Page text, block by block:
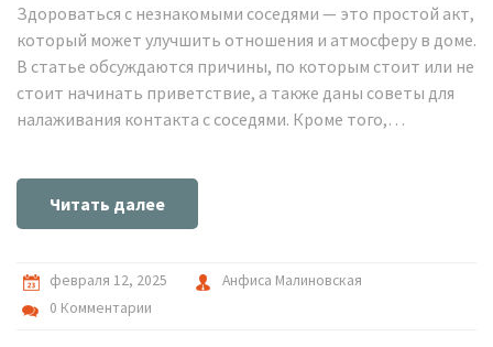
Здороваться с незнакомыми соседями — это простой акт,
который может улучшить отношения и атмосферу в доме.
В статье обсуждаются причины, по которым стоит или не
стоит начинать приветствие, а также даны советы для
налаживания контакта с соседями. Кроме того,
влиянии на самоощущение и безопасность дополняют
материал.
Читать далее
февраля 12, 2025
Анфиса Малиновская
0 Комментарии